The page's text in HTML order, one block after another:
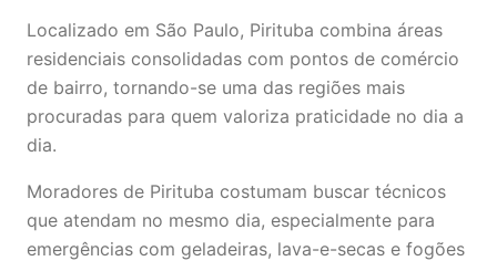
Localizado em São Paulo, Pirituba combina áreas
residenciais consolidadas com pontos de comércio
de bairro, tornando-se uma das regiões mais
procuradas para quem valoriza praticidade no dia a
dia.
Moradores de Pirituba costumam buscar técnicos
que atendam no mesmo dia, especialmente para
emergências com geladeiras, lava-e-secas e fogões